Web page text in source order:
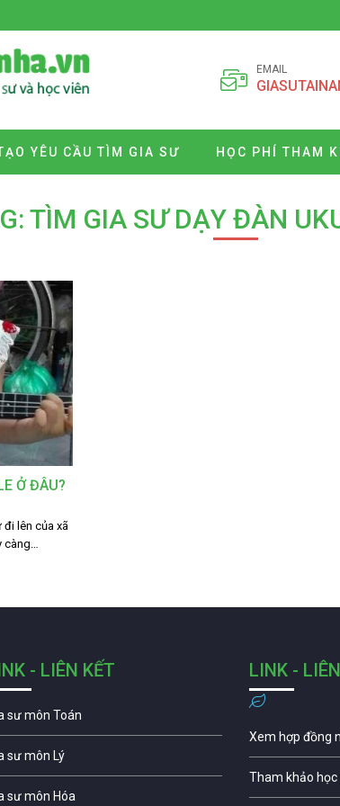
EMAIL
YÊU CẦU TÌM GIA SƯ HỌC PHÍ THAM
TÌM GIA SƯ DẠY ĐÀN
Ở ĐÂU?
đi lên của xã
càng…
- LIÊN KẾT
sư môn Toán
sư môn Lý
sư môn Hóa
LINK -
Xem hợp đồng
Tham khảo học